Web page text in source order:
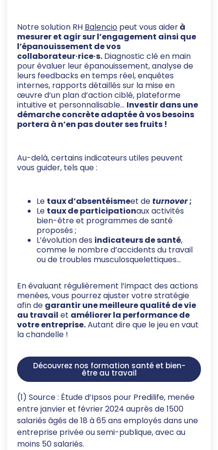
Notre solution RH Balencio peut vous aiderà
mesurer et agir sur l’engagement ainsi que
l’épanouissement de vos
collaborateur·rice·s. Diagnostic clé en main
pour évaluer leur épanouissement, analyse de
leurs feedbacks en temps réel, enquêtes
internes, rapports détaillés sur la mise en
œuvre d’un plan d’action ciblé, plateforme
intuitive et personnalisable… Investir dans une
démarche concrète adaptée à vos besoins
portera à n’en pas douter ses fruits !
Au-delà, certains indicateurs utiles peuvent
vous guider, tels que :
Le taux d’absentéismeet deturnover;
Le taux de participationaux activités
bien-être et programmes de santé
proposés ;
L’évolution des indicateurs de santé,
comme le nombre d’accidents du travail
ou de troubles musculosquelettiques…
En évaluant régulièrement l’impact des actions
menées, vous pourrez ajuster votre stratégie
afin de garantir une meilleure qualité de vie
au travail et améliorer la performance de
votre entreprise.Autant dire que le jeu en vaut
la chandelle !
Découvrez nos formation santé et bien-
être au travail
(1) Source : Étude d’Ipsos pour Predilife, menée
entre janvier et février 2024 auprès de 1500
salariés âgés de 18 à 65 ans employés dans une
entreprise privée ou semi-publique, avec au
moins 50 salariés.